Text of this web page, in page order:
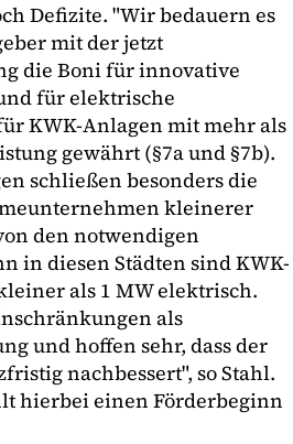
Defizite. "Wir bedauern es
mit der jetzt
die Boni für innovative
für elektrische
KWK-Anlagen mit mehr als
gewährt (§7a und §7b).
schließen besonders die
kleinerer
den notwendigen
in diesen Städten sind KWK-
als 1 MW elektrisch.
als
und hoffen sehr, dass der
nachbessert", so Stahl.
hierbei einen Förderbeginn